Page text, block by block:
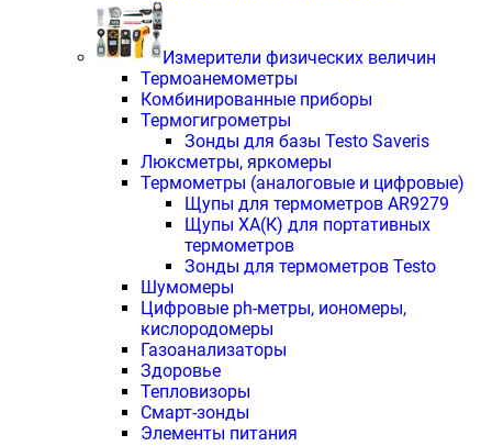
Измерители физических величин
Термоанемометры
Комбинированные приборы
Термогигрометры
Зонды для базы Testo Saveris
Люксметры, яркомеры
Термометры (аналоговые и цифровые)
Щупы для термометров AR9279
Щупы ХА(К) для портативных
термометров
Зонды для термометров Testo
Шумомеры
Цифровые ph-метры, иономеры,
кислородомеры
Газоанализаторы
Здоровье
Тепловизоры
Смарт-зонды
Элементы питания